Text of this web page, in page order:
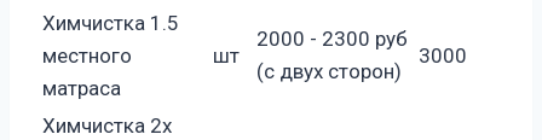
Химчистка 1.5
местного
матраса
шт
2000 - 2300 руб
(с двух сторон)
3000
Химчистка 2х